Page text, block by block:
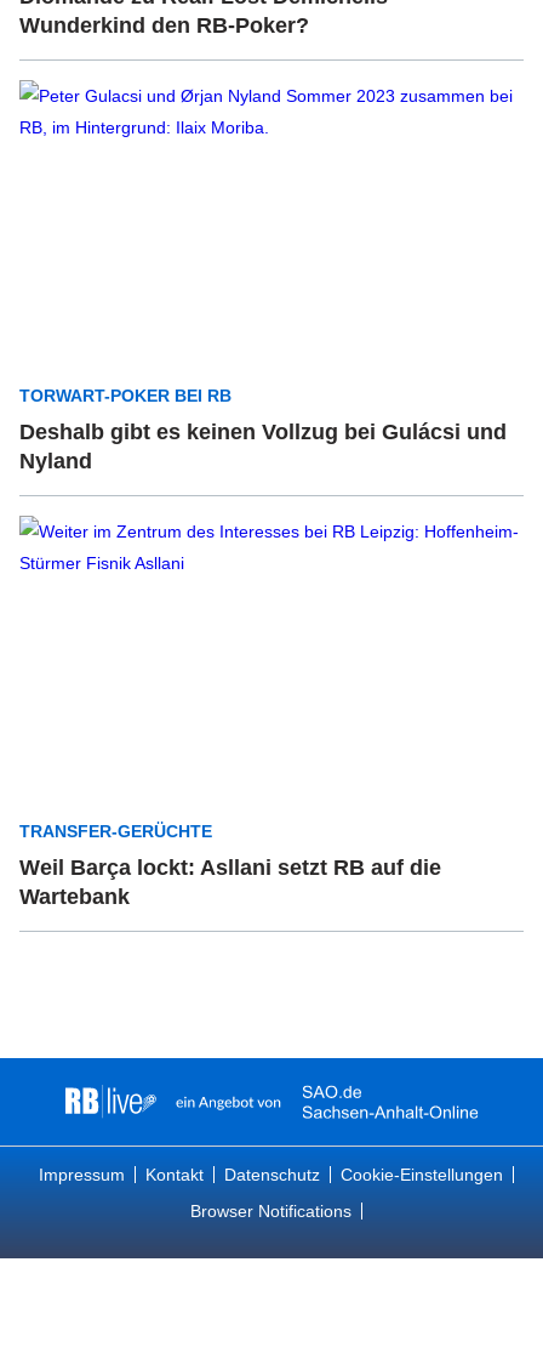
Wunderkind den RB-Poker?
TORWART-POKER BEI RB
Deshalb gibt es keinen Vollzug bei Gulácsi und
Nyland
TRANSFER-GERÜCHTE
Weil Barça lockt: Asllani setzt RB auf die
Wartebank
Impressum Kontakt Datenschutz
Cookie-Einstellungen
Browser Notifications